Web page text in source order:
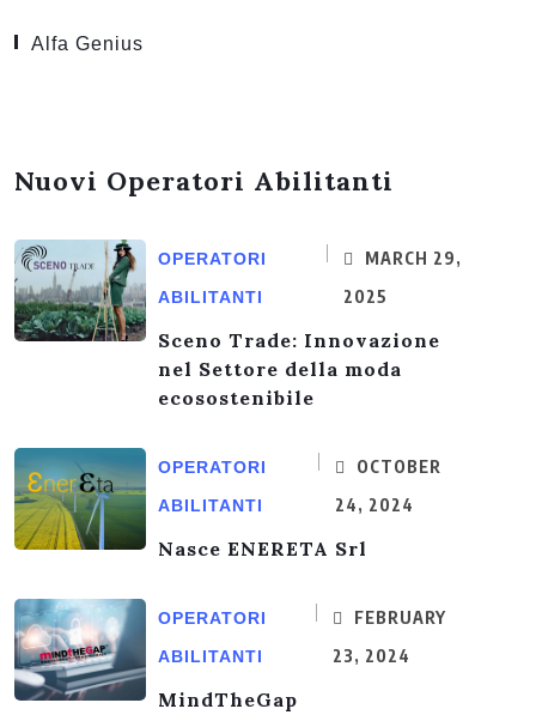
Alfa Genius
Nuovi Operatori Abilitanti
OPERATORI
ABILITANTI
MARCH 29,
2025
Sceno Trade: Innovazione
nel Settore della moda
ecosostenibile
OPERATORI
ABILITANTI
OCTOBER
24, 2024
Nasce ENERETA Srl
OPERATORI
ABILITANTI
FEBRUARY
23, 2024
MindTheGap